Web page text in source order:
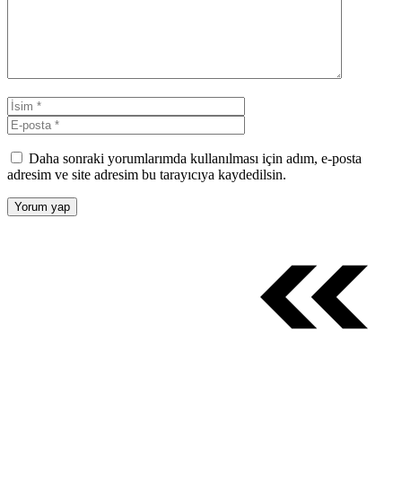
İsim
posta
Daha sonraki yorumlarımda kullanılması için adım, e-posta
adresim ve site adresim bu tarayıcıya kaydedilsin.